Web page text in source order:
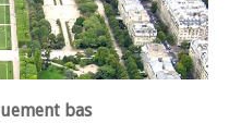
bas